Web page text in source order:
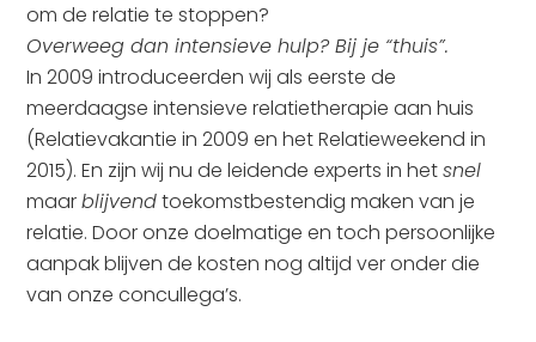
om de relatie te stoppen?
Overweeg dan intensieve hulp? Bij je “thuis”.
In 2009 introduceerden wij als eerste de
meerdaagse intensieve relatietherapie aan huis
(Relatievakantie in 2009 en het Relatieweekend in
2015). En zijn wij nu de leidende experts in hetsnel
maarblijvendtoekomstbestendig maken van je
relatie. Door onze doelmatige en toch persoonlijke
aanpak blijven de kosten nog altijd ver onder die
van onze concullega’s.